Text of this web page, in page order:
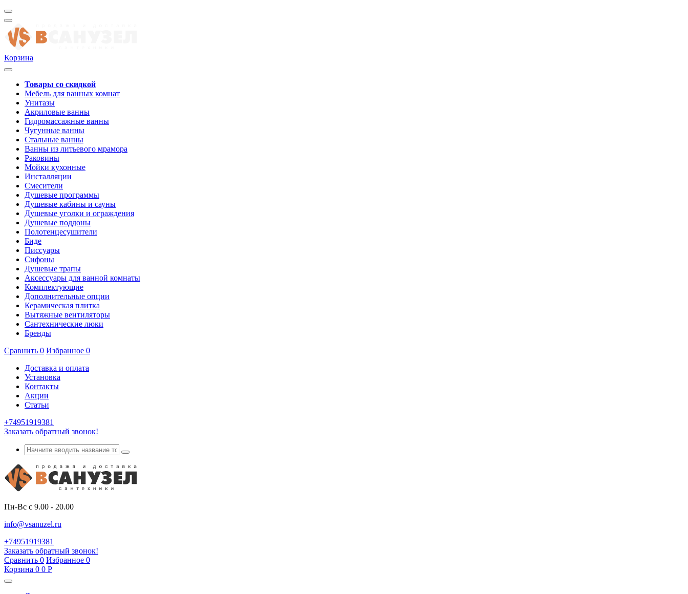
Корзина
Товары со скидкой
Мебель для ванных комнат
Унитазы
Акриловые ванны
Гидромассажные ванны
Чугунные ванны
Стальные ванны
Ванны из литьевого мрамора
Раковины
Мойки кухонные
Инсталляции
Смесители
Душевые программы
Душевые кабины и сауны
Душевые уголки и ограждения
Душевые поддоны
Полотенцесушители
Биде
Писсуары
Сифоны
Душевые трапы
Аксессуары для ванной комнаты
Комплектующие
Дополнительные опции
Керамическая плитка
Вытяжные вентиляторы
Сантехнические люки
Бренды
Сравнить 0 Избранное 0
Доставка и оплата
Установка
Контакты
Акции
Статьи
+74951919381
Заказать обратный звонок!
Пн-Вс с 9.00 - 20.00
info@vsanuzel.ru
+74951919381
Заказать обратный звонок!
Сравнить 0 Избранное 0
Корзина 0 0 Р